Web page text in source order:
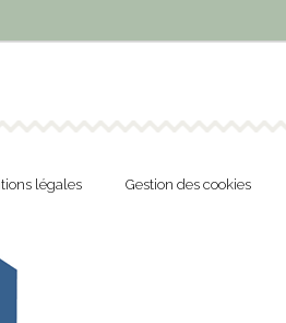
légales Gestion des cookies